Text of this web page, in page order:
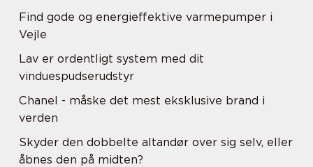
Find gode og energieffektive varmepumper i
Vejle
Lav er ordentligt system med dit
vinduespudserudstyr
Chanel - måske det mest eksklusive brand i
verden
Skyder den dobbelte altandør over sig selv, eller
åbnes den på midten?